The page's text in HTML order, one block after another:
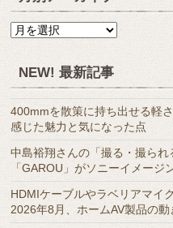
月
ー
カ
イ
ブ
NEW! 最新記事
400mmを散策に持ち出せる軽
感じた魅力と気になった点
中島裕翔さんの「撮る・撮ら
「GAROU」がソニーイメージ
HDMIケーブルやラベリアマイ
2026年8月、ホームAV製品の動